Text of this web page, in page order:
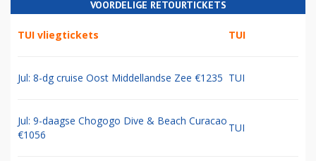
VOORDELIGE RETOURTICKETS
TUI vliegtickets TUI
Jul: 8-dg cruise Oost Middellandse Zee €1235 TUI
Jul: 9-daagse Chogogo Dive & Beach Curacao
€1056
TUI